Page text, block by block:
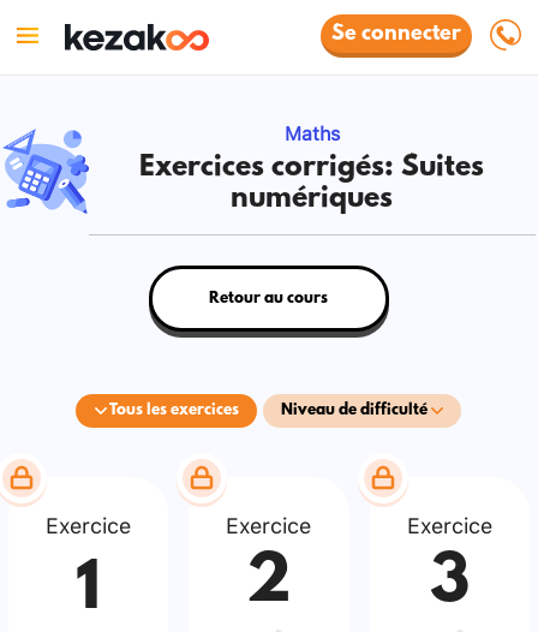
Se connecter
Maths
Exercices corrigés: Suites
numériques
Tous les exercices Niveau de difficulté
Retour au cours
Exercice
1
Exercice
2
Exercice
3